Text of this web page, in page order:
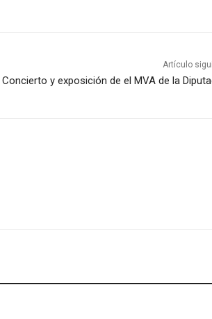
Artículo
y exposición de el MVA de la